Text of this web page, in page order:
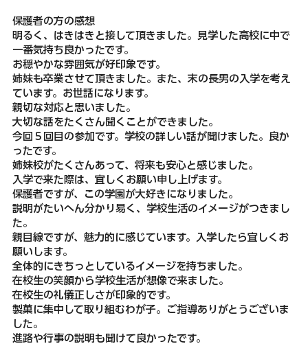
保護者の方の感想
明るく、はきはきと接して頂きました。見学した高校に中で
一番気持ち良かったです。
お穏やかな雰囲気が好印象です。
姉妹も卒業させて頂きました。また、末の長男の入学を考え
ています。お世話になります。
親切な対応と思いました。
大切な話をたくさん聞くことができました。
今回５回目の参加です。学校の詳しい話が聞けました。良か
ったです。
姉妹校がたくさんあって、将来も安心と感じました。
入学で来た際は、宜しくお願い申し上げます。
保護者ですが、この学園が大好きになりました。
説明がたいへん分かり易く、学校生活のイメージがつきまし
た。
親目線ですが、魅力的に感じています。入学したら宜しくお
願いします。
全体的にきちっとしているイメージを持ちました。
在校生の笑顔から学校生活が想像で来ました。
在校生の礼儀正しさが印象的です。
製菓に集中して取り組むわが子。ご指導ありがとうございま
した。
進路や行事の説明も聞けて良かったです。